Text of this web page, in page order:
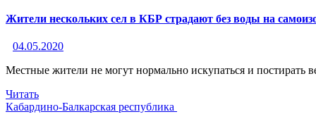
Жители нескольких сел в КБР страдают без воды на
04.05.2020
Местные жители не могут нормально искупаться и постирать
Читать
Кабардино-Балкарская республика